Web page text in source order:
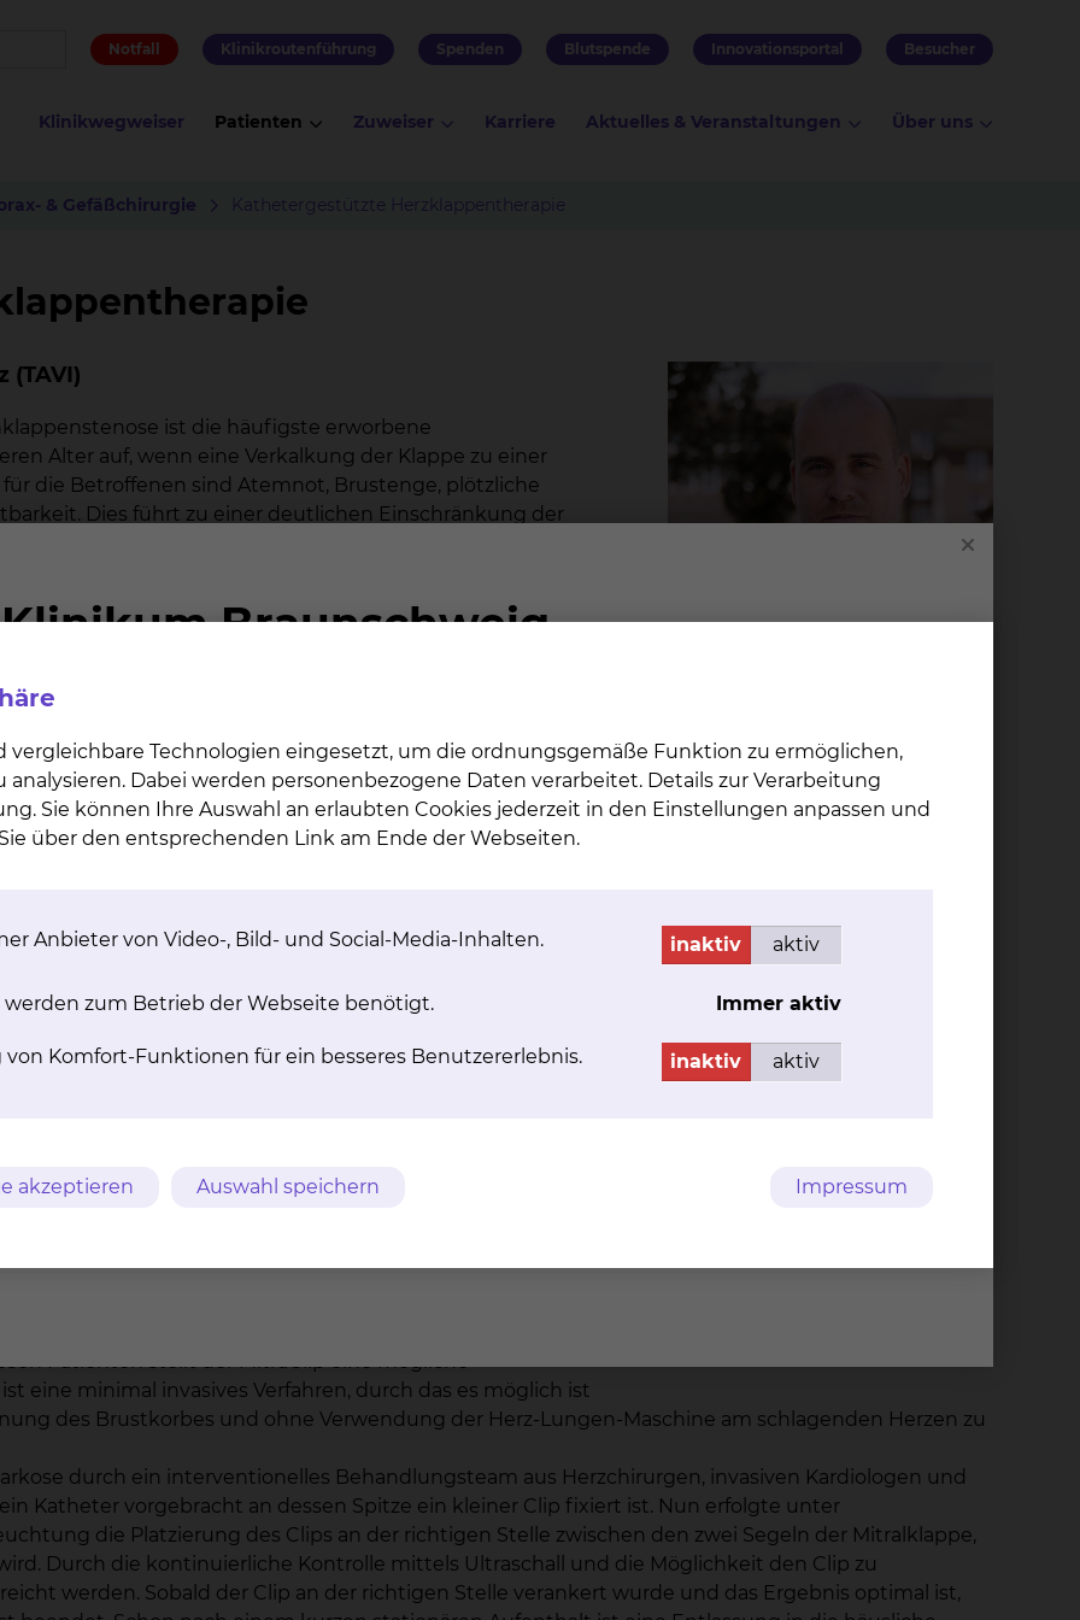
Notfall Klinikroutenführung Spenden Blutspende Innovationsportal Besucher
Klinikwegweiser Patienten Zuweiser Karriere Aktuelles & Veranstaltungen Über uns
& Gefäßchirurgie Kathetergestützte Herzklappentherapie
Fichtengrund 1, 38126
Braunschweig
Fichtengrund 1, 38126
Tel.:+49 531 595 2213
ist die häufigste erworbene
Alter auf, wenn eine Verkalkung der Klappe zu einer
die Betroffenen sind Atemnot, Brustenge, plötzliche
Dies führt zu einer deutlichen Einschränkung der
Verfahren (TAVI, transcatheter aortic valve
des Patienten wird dann durch die entfaltbare
Zugang über die Leistenschlagader kann Alternativ der
linken Brust direkt über die Herzspitze, über die
erfolgen.
hochmodernen Hybrid –Operationssaal durch ein
Anästhesisten und Ultraschallspezialisten sowie
als 150 dieser Implantationen. Um den individuellen
am Klinikum Braunschweig wird fortlaufend auf
ist grundsätzlich das beste Verfahren
Patienten stellt der MitraClip eine mögliche
eine minimal invasives Verfahren, durch das es möglich ist
des Brustkorbes und ohne Verwendung der Herz-Lungen-Maschine am schlagenden Herzen zu
durch ein interventionelles Behandlungsteam aus Herzchirurgen, invasiven Kardiologen und
Katheter vorgebracht an dessen Spitze ein kleiner Clip fixiert ist. Nun erfolgte unter
die Platzierung des Clips an der richtigen Stelle zwischen den zwei Segeln der Mitralklappe,
Durch die kontinuierliche Kontrolle mittels Ultraschall und die Möglichkeit den Clip zu
werden. Sobald der Clip an der richtigen Stelle verankert wurde und das Ergebnis optimal ist,
vergleichbare Technologien eingesetzt, um die ordnungsgemäße Funktion zu ermöglichen,
Dabei werden personenbezogene Daten verarbeitet. Details zur Verarbeitung
Sie können Ihre Auswahl an erlaubten Cookies jederzeit in den Einstellungen anpassen und
über den entsprechenden Link am Ende der Webseiten.
Anbieter von Video-, Bild- und Social-Media-Inhalten. inaktiv aktiv
werden zum Betrieb der Webseite benötigt. Immer aktiv
Komfort-Funktionen für ein besseres Benutzererlebnis. inaktiv aktiv
akzeptieren Auswahl speichern Impressum